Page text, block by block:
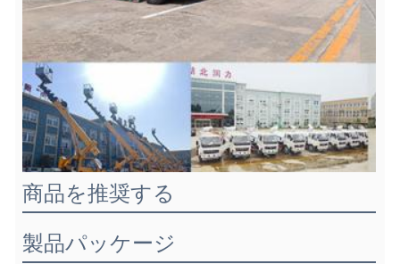
商品を推奨する
製品パッケージ